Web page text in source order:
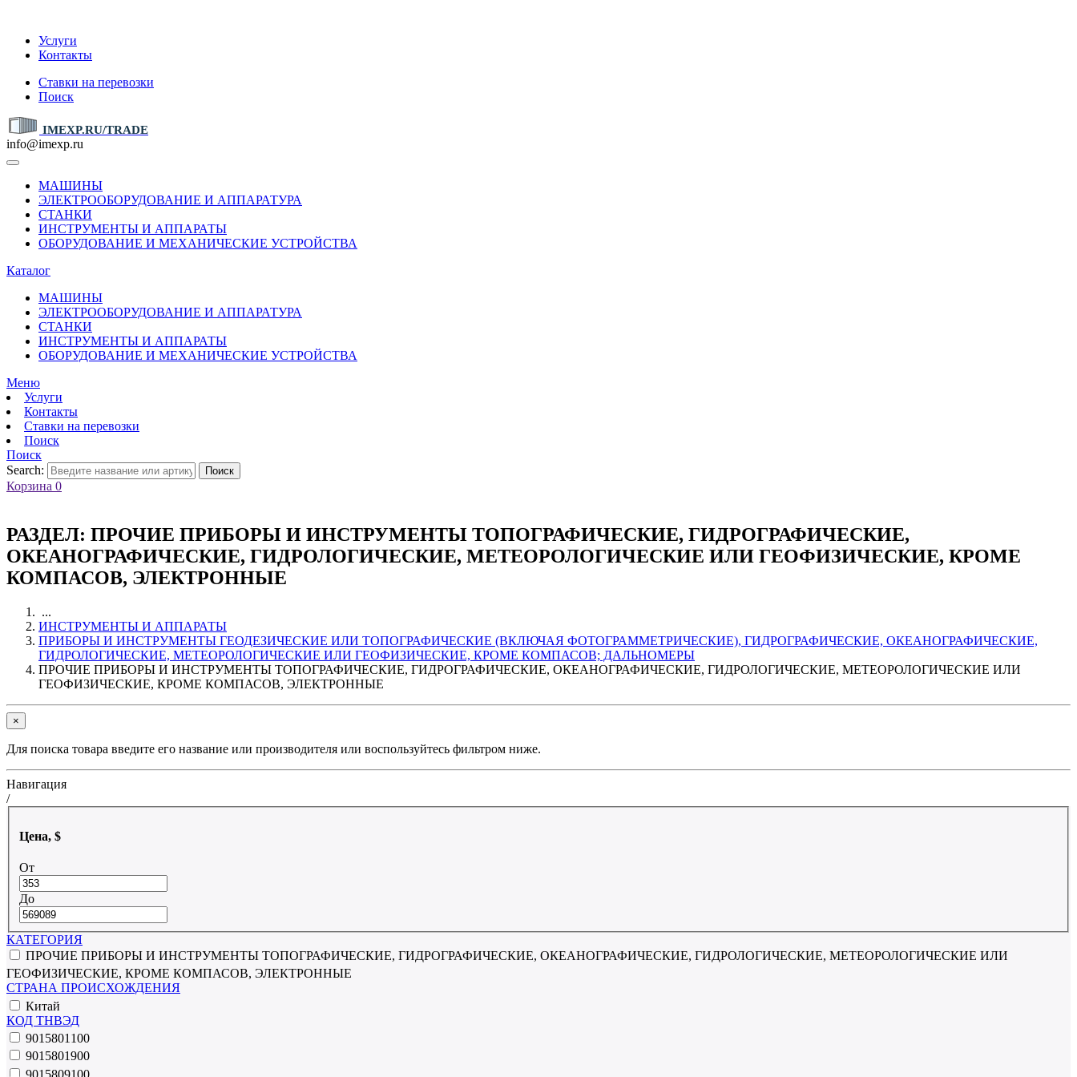
Услуги
Контакты
Ставки на перевозки
Поиск
IMEXP.RU/TRADE
info@imexp.ru
МАШИНЫ
ЭЛЕКТРООБОРУДОВАНИЕ И АППАРАТУРА
СТАНКИ
ИНСТРУМЕНТЫ И АППАРАТЫ
ОБОРУДОВАНИЕ И МЕХАНИЧЕСКИЕ УСТРОЙСТВА
Каталог
МАШИНЫ
ЭЛЕКТРООБОРУДОВАНИЕ И АППАРАТУРА
СТАНКИ
ИНСТРУМЕНТЫ И АППАРАТЫ
ОБОРУДОВАНИЕ И МЕХАНИЧЕСКИЕ УСТРОЙСТВА
Меню
Услуги
Контакты
Ставки на перевозки
Поиск
Поиск
Search:
Поиск
Корзина 0
РАЗДЕЛ: ПРОЧИЕ ПРИБОРЫ И ИНСТРУМЕНТЫ ТОПОГРАФИЧЕСКИЕ, ГИДРОГРАФИЧЕСКИЕ,
ОКЕАНОГРАФИЧЕСКИЕ, ГИДРОЛОГИЧЕСКИЕ, МЕТЕОРОЛОГИЧЕСКИЕ ИЛИ ГЕОФИЗИЧЕСКИЕ, КРОМЕ
КОМПАСОВ, ЭЛЕКТРОННЫЕ
...
ИНСТРУМЕНТЫ И АППАРАТЫ
ПРИБОРЫ И ИНСТРУМЕНТЫ ГЕОДЕЗИЧЕСКИЕ ИЛИ ТОПОГРАФИЧЕСКИЕ (ВКЛЮЧАЯ ФОТОГРАММЕТРИЧЕСКИЕ), ГИДРОГРАФИЧЕСКИЕ, ОКЕАНОГРАФИЧЕСКИЕ,
ГИДРОЛОГИЧЕСКИЕ, МЕТЕОРОЛОГИЧЕСКИЕ ИЛИ ГЕОФИЗИЧЕСКИЕ, КРОМЕ КОМПАСОВ; ДАЛЬНОМЕРЫ
ПРОЧИЕ ПРИБОРЫ И ИНСТРУМЕНТЫ ТОПОГРАФИЧЕСКИЕ, ГИДРОГРАФИЧЕСКИЕ, ОКЕАНОГРАФИЧЕСКИЕ, ГИДРОЛОГИЧЕСКИЕ, МЕТЕОРОЛОГИЧЕСКИЕ ИЛИ
ГЕОФИЗИЧЕСКИЕ, КРОМЕ КОМПАСОВ, ЭЛЕКТРОННЫЕ
×
Для поиска товара введите его название или производителя или воспользуйтесь фильтром ниже.
Навигация
/
Цена, $
От
До
КАТЕГОРИЯ
ПРОЧИЕ ПРИБОРЫ И ИНСТРУМЕНТЫ ТОПОГРАФИЧЕСКИЕ, ГИДРОГРАФИЧЕСКИЕ, ОКЕАНОГРАФИЧЕСКИЕ, ГИДРОЛОГИЧЕСКИЕ, МЕТЕОРОЛОГИЧЕСКИЕ ИЛИ
ГЕОФИЗИЧЕСКИЕ, КРОМЕ КОМПАСОВ, ЭЛЕКТРОННЫЕ
СТРАНА ПРОИСХОЖДЕНИЯ
Китай
КОД ТНВЭД
9015801100
9015801900
9015809100